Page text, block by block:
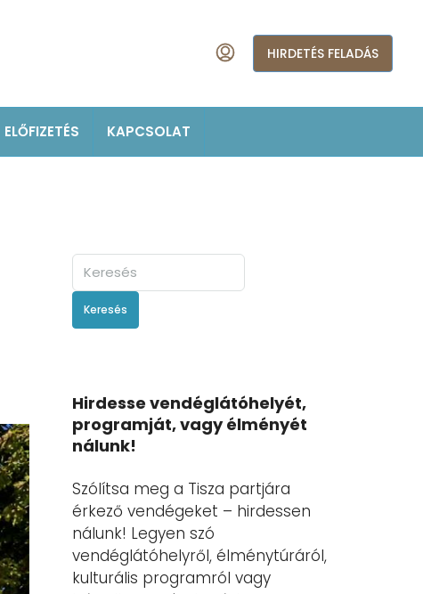
HIRDETÉS FELADÁS
ELŐFIZETÉS KAPCSOLAT
Keresés
Hirdesse vendéglátóhelyét,
programját, vagy élményét
nálunk!
Szólítsa meg a Tisza partjára
érkező vendégeket – hirdessen
nálunk! Legyen szó
vendéglátóhelyről, élménytúráról,
kulturális programról vagy